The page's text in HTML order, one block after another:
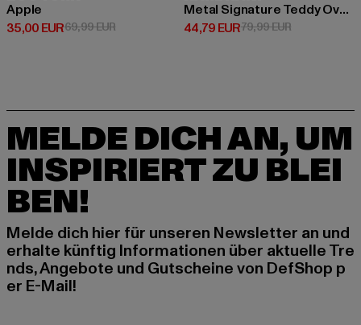
Apple
35,00 EUR
Derzeitiger Preis: 35,00 EUR
69,99 EURAktionspreis: 69,99 EUR
Metal Signature Teddy Oversized
44,79 EUR
Derzeitiger Preis: 44,79 EUR
79,99 EURAktionspreis:
MELDE DICH AN, UM
INSPIRIERT ZU BLEI
BEN!
Melde dich hier für unseren Newsletter an und
erhalte künftig Informationen über aktuelle Tre
nds, Angebote und Gutscheine von DefShop p
er E-Mail!